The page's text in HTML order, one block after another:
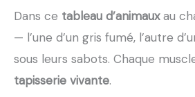
Dans ce tableau d’animauxau
— l’une d’un gris fumé, l’autre
sous leurs sabots. Chaque
tapisserie vivante.